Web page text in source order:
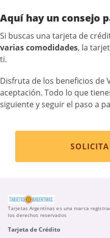
Aquí hay un consejo
Si buscas una tarjeta de
varias comodidades, la
ti.
Disfruta de los beneficios de
aceptación. Todo lo que
siguiente y seguir el paso a
Tarjetas Argentinas es una marca
los derechos reservados
Tarjeta de Crédito